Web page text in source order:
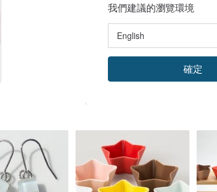
我們建議的瀏覽環境
確定